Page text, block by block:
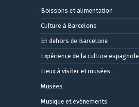
Boissons et alimentation
Culture à Barcelone
En dehors de Barcelone
Expérience de la culture espagnole
Lieux à visiter et musées
Musées
Musique et événements